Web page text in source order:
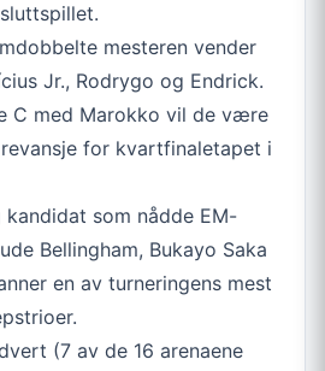
mesteren vender
Jr., Rodrygo og Endrick.
C med Marokko vil de være
for kvartfinaletapet i
som nådde EM-
Bellingham, Bukayo Saka
en av turneringens mest
(7 av de 16 arenaene